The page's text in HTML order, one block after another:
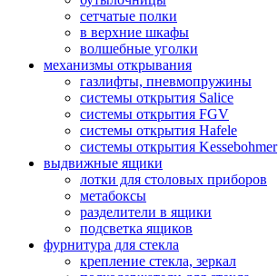
сетчатые полки
в верхние шкафы
волшебные уголки
механизмы открывания
газлифты, пневмопружины
системы открытия Salice
системы открытия FGV
системы открытия Hafele
системы открытия Kessebohmer
выдвижные ящики
лотки для столовых приборов
метабоксы
разделители в ящики
подсветка ящиков
фурнитура для стекла
крепление стекла, зеркал